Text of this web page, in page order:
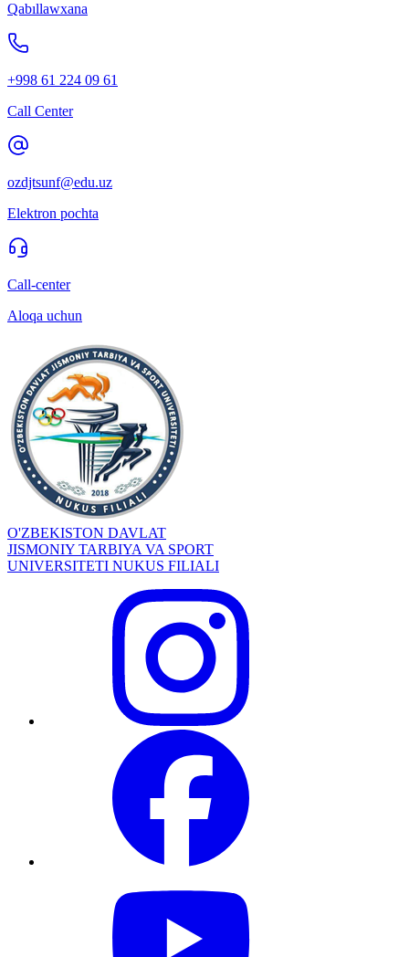
Qabıllawxana
+998 61 224 09 61
Call Center
ozdjtsunf@edu.uz
Elektron pochta
Call-center
Aloqa uchun
O'ZBEKISTON DAVLAT
JISMONIY TARBIYA VA SPORT
UNIVERSITETI NUKUS FILIALI